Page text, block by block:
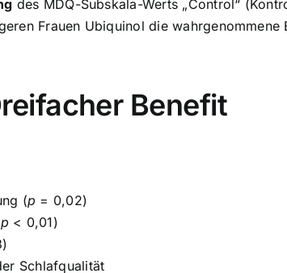
des MDQ-Subskala-Werts „Control“
Frauen Ubiquinol die wahrgenommene
Benefit
(p = 0,02)
p < 0,01)
Schlafqualität